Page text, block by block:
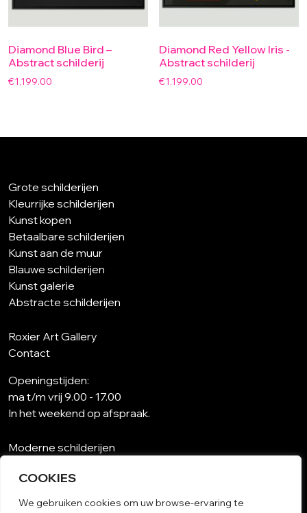
COOKIES
We gebruiken cookies om uw browse-ervaring te
Diamond Blue Bird –
Abstract schilderij
€1,199.00
Diamond Red Yellow Iris -
Abstract schilderij
€1,199.00
Grote schilderijen
Kleurrijke schilderijen
Kunst kopen
Betaalbare schilderijen
Kunst aan de muur
Blauwe schilderijen
Kunst galerie
Abstracte schilderijen
Roxier Art Gallery
Contact
Openingstijden:
ma t/m vrij 9.00 - 17.00
In het weekend op afspraak.
Moderne schilderijen
Kunst op maat
Schilderijen woonkamer